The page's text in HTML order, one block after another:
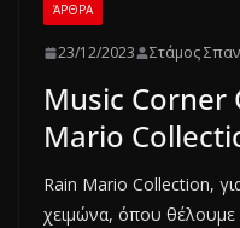
ΆΡΘΡΑ
23/12/2023 Στάμος
Music Corner
Mario
Rain Mario Collection,
χειμώνα, όπου